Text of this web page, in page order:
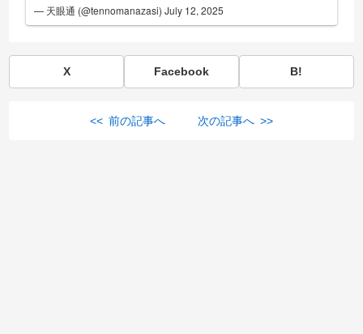
— 天眼通 (@tennomanazasi)July 12, 2025
X Facebook B!
<< 前の記事へ 次の記事へ >>